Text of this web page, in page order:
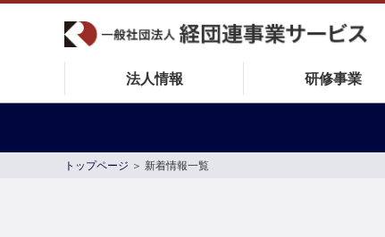
法人情報 研修事業
トップページ ＞ 新着情報一覧